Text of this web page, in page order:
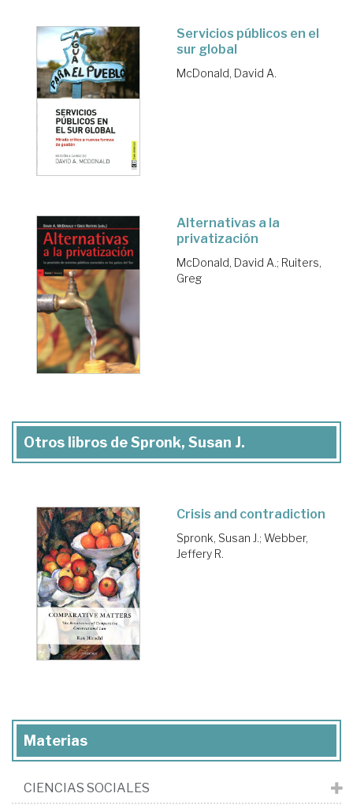
Servicios públicos en el
sur global
McDonald, David A.
Alternativas a la
privatización
McDonald, David A.; Ruiters,
Greg
Otros libros de Spronk, Susan J.
Crisis and contradiction
Spronk, Susan J.; Webber,
Jeffery R.
Materias
CIENCIAS SOCIALES